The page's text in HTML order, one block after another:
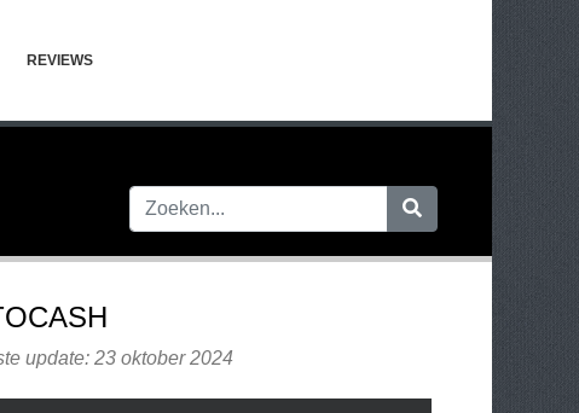
REVIEWS
update: 23 oktober 2024